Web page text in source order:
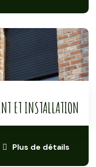
Plus de détails
ET INSTALLATION